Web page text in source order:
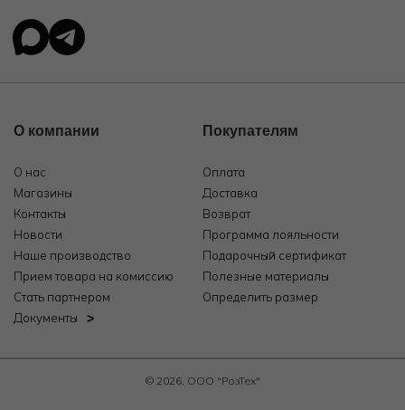
О компании
О нас
Магазины
Контакты
Новости
Наше производство
Прием товара на комиссию
Стать партнером
Документы
Покупателям
Оплата
Доставка
Возврат
Программа лояльности
Подарочный сертификат
Полезные материалы
Определить размер
© 2026, ООО "РозТех"